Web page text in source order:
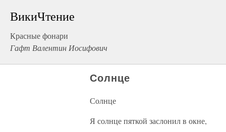
ВикиЧтение
Красные фонари
Гафт Валентин Иосифович
Солнце
Солнце
Я солнце пяткой заслонил в окне,